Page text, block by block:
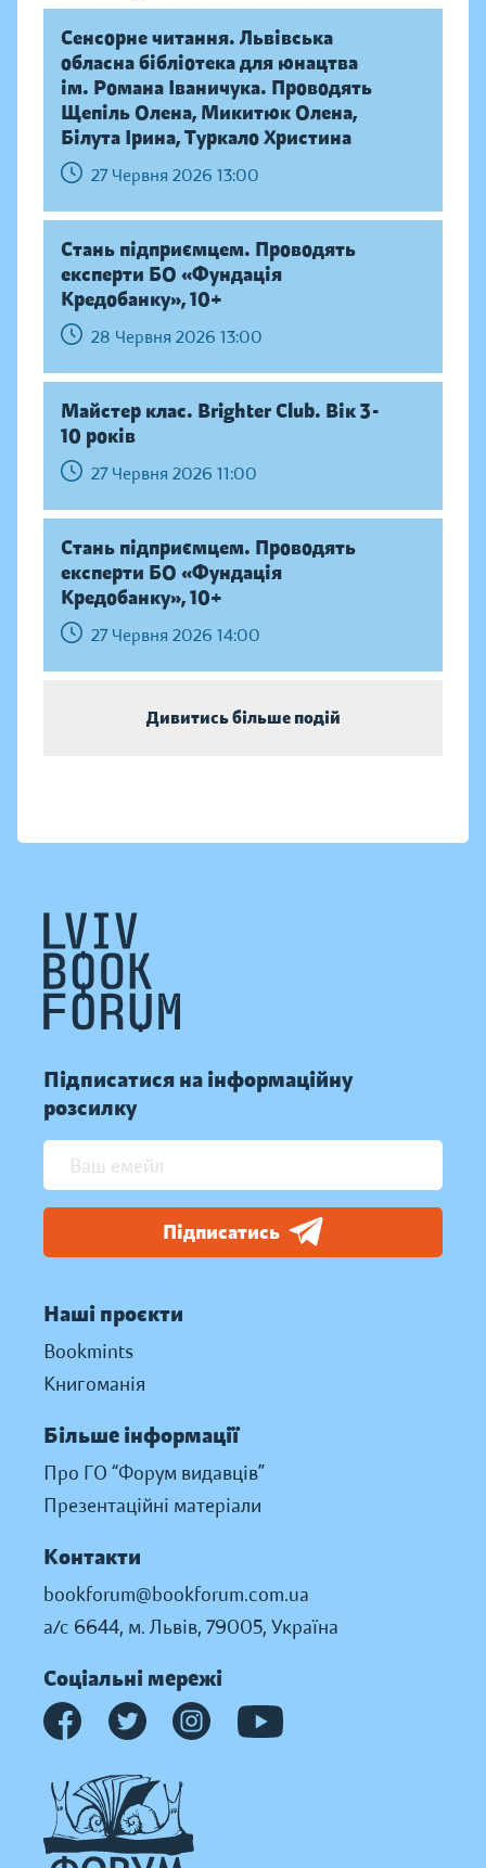
Сенсорне читання. Львівська
обласна бібліотека для юнацтва
ім. Романа Іваничука. Проводять
Щепіль Олена, Микитюк Олена,
Білута Ірина, Туркало Христина
27 Червня 2026 13:00
Стань підприємцем. Проводять
експерти БО «Фундація
Кредобанку», 10+
28 Червня 2026 13:00
Майстер клас. Brighter Club. Вік 3-
10 років
27 Червня 2026 11:00
Стань підприємцем. Проводять
експерти БО «Фундація
Кредобанку», 10+
27 Червня 2026 14:00
Дивитись більше подій
Підписатися на інформаційну
розсилку
Підписатись
Наші проєкти
Bookmints
Книгоманія
Більше інформації
Про ГО “Форум видавців”
Презентаційні матеріали
Контакти
bookforum@bookforum.com.ua
а/с 6644, м. Львів, 79005, Україна
Соціальні мережі